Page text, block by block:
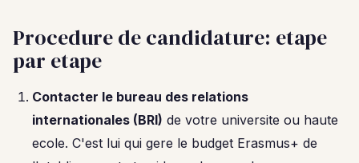
Procedure de candidature: etape
par etape
Contacter le bureau des relations
internationales (BRI) de votre universite ou haute
ecole. C'est lui qui gere le budget Erasmus+ de